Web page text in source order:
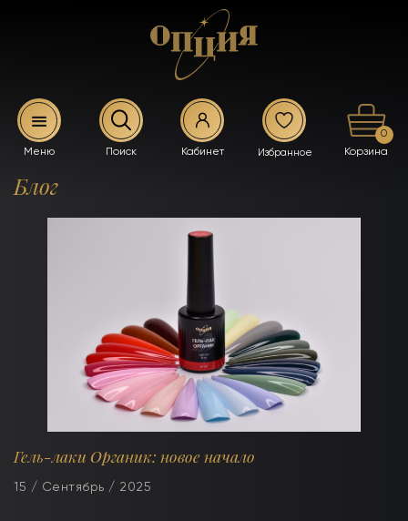
0
Блог
Гель-лаки Органик: новое начало
15 / Сентябрь / 2025